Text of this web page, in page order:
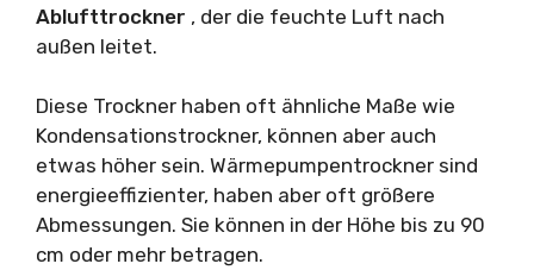
Ablufttrockner , der die feuchte Luft nach
außen leitet.
Diese Trockner haben oft ähnliche Maße wie
Kondensationstrockner, können aber auch
etwas höher sein. Wärmepumpentrockner sind
energieeffizienter, haben aber oft größere
Abmessungen. Sie können in der Höhe bis zu 90
cm oder mehr betragen.